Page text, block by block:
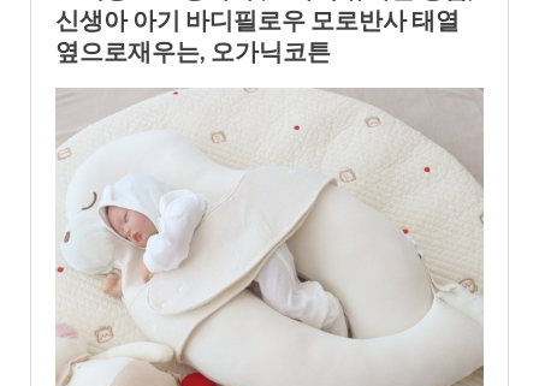
신생아 아기 바디필로우 모로반사 태열
옆으로재우는, 오가닉코튼